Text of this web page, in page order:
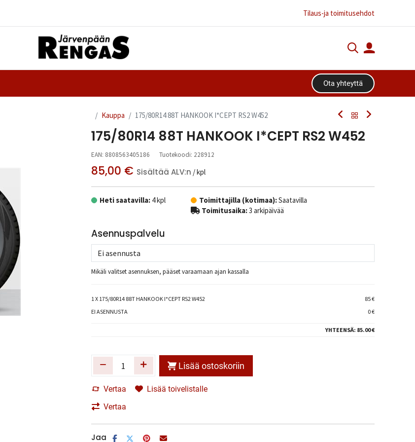
Tilaus-ja toimitusehdot
Ota yhteyttä​​​​
Kauppa 175/80R14 88T HANKOOK I*CEPT RS2 W452
175/80R14 88T HANKOOK I*CEPT RS2 W452
EAN: 8808563405186 Tuotekoodi: 228912
85,00 € Sisältää ALV:n / kpl
Heti saatavilla: 4 kpl Toimittajilla (kotimaa):Saatavilla
Toimitusaika:3 arkipäivää
Asennuspalvelu
Mikäli valitset asennuksen, pääset varaamaan ajan kassalla
1X 175/80R14 88T HANKOOK I*CEPT RS2 W452
85 €
EI ASENNUSTA
0 €
YHTEENSÄ: 85.00 €
Lisää ostoskoriin
Vertaa
Lisää toivelistalle
Vertaa
Jaa